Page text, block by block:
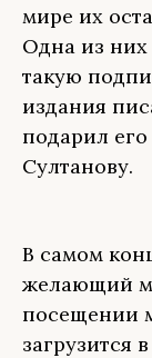
мире их
Одна из них
такую
издания
подарил его
Султанову.
В самом
желающий
посещении
загрузится